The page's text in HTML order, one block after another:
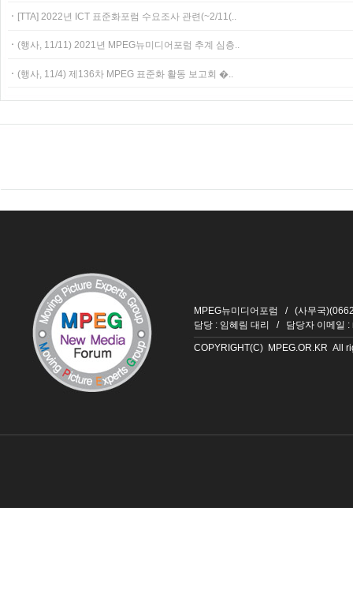
ㆍ [TTA] 2022년 ICT 표준화포럼 수요조사 관련(~2/11(..
ㆍ (행사, 11/11) 2021년 MPEG뉴미디어포럼 추계 심층..
ㆍ (행사, 11/4) 제136차 MPEG 표준화 활동 보고회 �..
MPEG뉴미디어포럼 / (사무국
담당 : 임혜림 대리 / 담당자 이메일 :
COPYRIGHT(C) MPEG.OR.KR All